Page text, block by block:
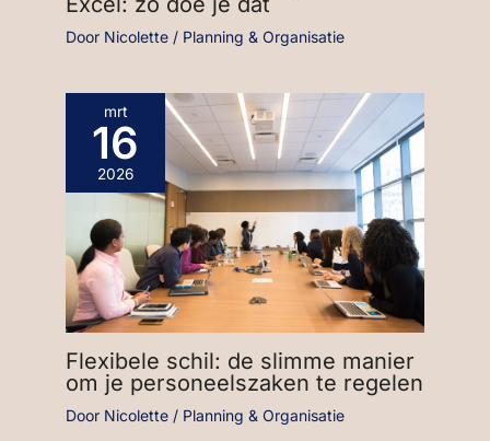
Door Nicolette / Planning & Organisatie
mrt
16
2026
Flexibele schil: de slimme manier
om je personeelszaken te regelen
Door Nicolette / Planning & Organisatie